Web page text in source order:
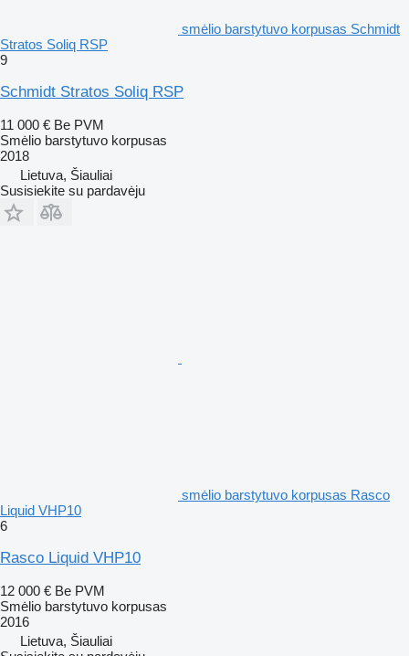
smėlio barstytuvo korpusas Schmidt
Stratos Soliq RSP
9
Schmidt Stratos Soliq RSP
11 000 € Be PVM
Smėlio barstytuvo korpusas
2018
Lietuva, Šiauliai
Susisiekite su pardavėju
smėlio barstytuvo korpusas Rasco
Liquid VHP10
6
Rasco Liquid VHP10
12 000 € Be PVM
Smėlio barstytuvo korpusas
2016
Lietuva, Šiauliai